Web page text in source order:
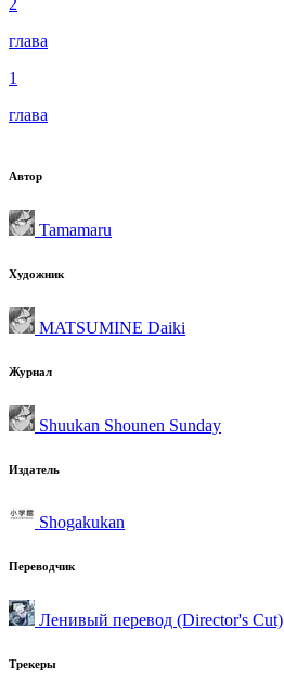
глава
1
глава
Автор
Tamamaru
Художник
MATSUMINE Daiki
Журнал
Shuukan Shounen Sunday
Издатель
Shogakukan
Переводчик
Ленивый перевод (Director's Cut)
Трекеры